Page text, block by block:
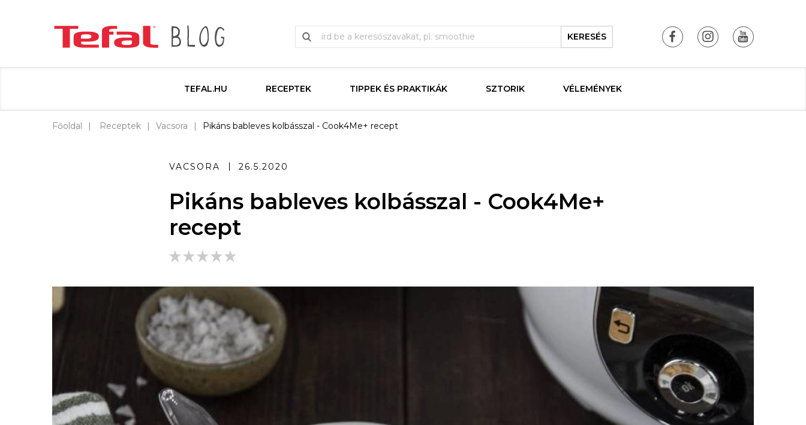
KERESÉS
TEFAL.HU RECEPTEK TIPPEK ÉS PRAKTIKÁK SZTORIK VÉLEMÉNYEK
Főoldal Receptek Vacsora Pikáns bableves kolbásszal - Cook4Me+ recept
VACSORA 26.5.2020
Pikáns bableves kolbásszal - Cook4Me+
recept